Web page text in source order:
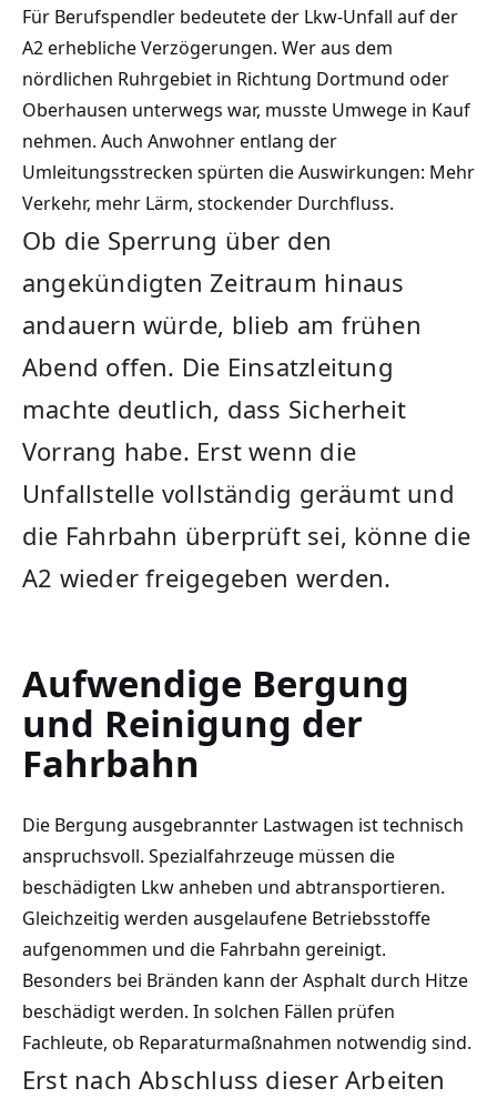
Für Berufspendler bedeutete der Lkw-Unfall auf der
A2 erhebliche Verzögerungen. Wer aus dem
nördlichen Ruhrgebiet in Richtung Dortmund oder
Oberhausen unterwegs war, musste Umwege in Kauf
nehmen. Auch Anwohner entlang der
Umleitungsstrecken spürten die Auswirkungen: Mehr
Verkehr, mehr Lärm, stockender Durchfluss.
Ob die Sperrung über den
angekündigten Zeitraum hinaus
andauern würde, blieb am frühen
Abend offen. Die Einsatzleitung
machte deutlich, dass Sicherheit
Vorrang habe. Erst wenn die
Unfallstelle vollständig geräumt und
die Fahrbahn überprüft sei, könne die
A2 wieder freigegeben werden.
Aufwendige Bergung
und Reinigung der
Fahrbahn
Die Bergung ausgebrannter Lastwagen ist technisch
anspruchsvoll. Spezialfahrzeuge müssen die
beschädigten Lkw anheben und abtransportieren.
Gleichzeitig werden ausgelaufene Betriebsstoffe
aufgenommen und die Fahrbahn gereinigt.
Besonders bei Bränden kann der Asphalt durch Hitze
beschädigt werden. In solchen Fällen prüfen
Fachleute, ob Reparaturmaßnahmen notwendig sind.
Erst nach Abschluss dieser Arbeiten